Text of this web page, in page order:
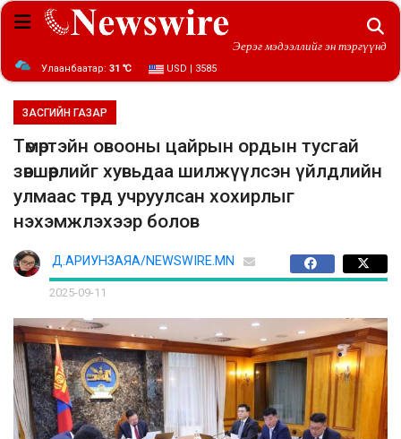
Эерэг мэдээллийг эн тэргүүнд
Улаанбаатар: 31 ℃ USD | 3585
ЗАСГИЙН ГАЗАР
Төмөртэйн овооны цайрын ордын тусгай
зөвшөөрлийг хувьдаа шилжүүлсэн үйлдлийн
улмаас төрд учруулсан хохирлыг
нэхэмжлэхээр болов
Д.АРИУНЗАЯА/NEWSWIRE.MN
2025-09-11